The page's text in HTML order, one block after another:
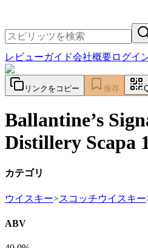
レビューガイド会社概要ログイ
リンクをコピー 保存
Ballantine’s
Distillery Scapa
カテゴリ
ウイスキー>スコッチウイスキー
ABV